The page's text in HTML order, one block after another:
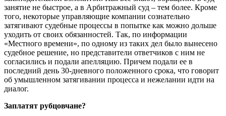
занятие не быстрое, а в Арбитражный суд – тем более. Кроме
того, некоторые управляющие компании сознательно
затягивают судебные процессы в попытке как можно дольше
уходить от своих обязанностей. Так, по информации
«Местного времени», по одному из таких дел было вынесено
судебное решение, но представители ответчиков с ним не
согласились и подали апелляцию. Причем подали ее в
последний день 30-дневного положенного срока, что говорит
об умышленном затягивании процесса и нежелании идти на
диалог.
Заплатят рубцовчане?